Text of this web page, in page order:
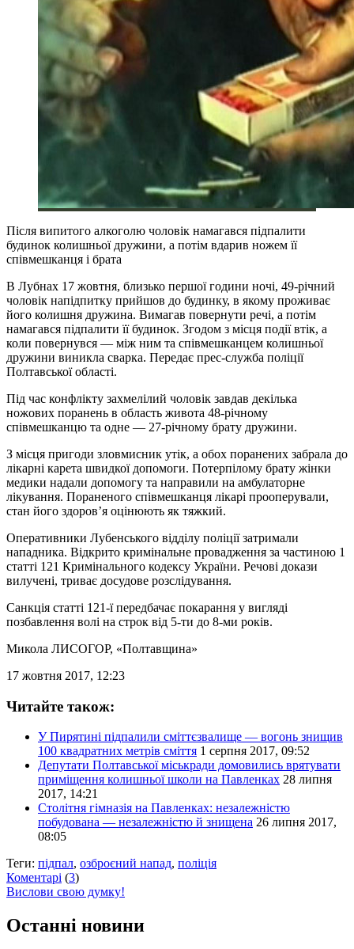
Після випитого алкоголю чоловік намагався підпалити
будинок колишньої дружини, а потім вдарив ножем її
співмешканця і брата
В Лубнах 17 жовтня, близько першої години ночі, 49-річний
чоловік напідпитку прийшов до будинку, в якому проживає
його колишня дружина. Вимагав повернути речі, а потім
намагався підпалити її будинок. Згодом з місця події втік, а
коли повернувся — між ним та співмешканцем колишньої
дружини виникла сварка. Передає прес-служба поліції
Полтавської області.
Під час конфлікту захмелілий чоловік завдав декілька
ножових поранень в область живота 48-річному
співмешканцю та одне — 27-річному брату дружини.
З місця пригоди зловмисник утік, а обох поранених забрала до
лікарні карета швидкої допомоги. Потерпілому брату жінки
медики надали допомогу та направили на амбулаторне
лікування. Пораненого співмешканця лікарі прооперували,
стан його здоров’я оцінюють як тяжкий.
Оперативники Лубенського відділу поліції затримали
нападника. Відкрито кримінальне провадження за частиною 1
статті 121 Кримінального кодексу України. Речові докази
вилучені, триває досудове розслідування.
Санкція статті 121-ї передбачає покарання у вигляді
позбавлення волі на строк від 5-ти до 8-ми років.
Микола ЛИСОГОР, «Полтавщина»
17 жовтня 2017, 12:23
Читайте також:
У Пирятині підпалили сміттєзвалище — вогонь знищив
100 квадратних метрів сміття 1 серпня 2017, 09:52
Депутати Полтавської міськради домовились врятувати
приміщення колишньої школи на Павленках 28 липня
2017, 14:21
Столітня гімназія на Павленках: незалежністю
побудована — незалежністю й знищена 26 липня 2017,
08:05
Теги: підпал, озброєний напад, поліція
Коментарі (3)
Вислови свою думку!
Останні новини